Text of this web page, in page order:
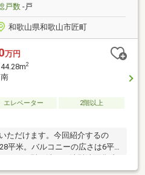
戸数-戸
和歌山県和歌山市匠町
万円
2
エレベーター
2階以上
ただけます。今回紹介するの
平米。バルコニーの広さは6平
さっと髪を洗える洗髪洗面化粧
暮らしができるよう、当社はし